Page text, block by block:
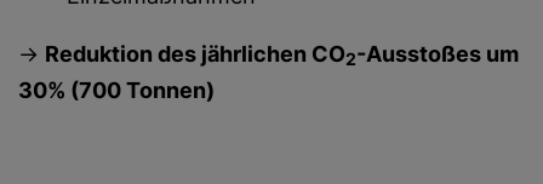
-> Reduktion des jährlichen CO2-Ausstoßes um
30% (700 Tonnen)